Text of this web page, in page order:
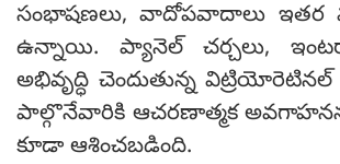
సంభాషణలు, వాదోపవాదాలు ఇతర
ఉన్నాయి. ప్యానెల్ చర్చలు,
అభివృద్ధి చెందుతున్న
పాల్గొనేవారికి ఆచరణాత్మక
కూడా ఆశించబడింది.